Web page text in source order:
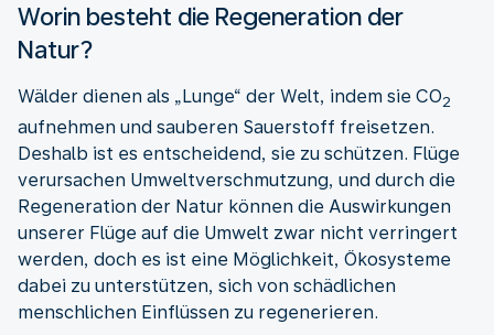
Worin besteht die Regeneration der
Natur?
Wälder dienen als „Lunge“ der Welt, indem sie CO2
aufnehmen und sauberen Sauerstoff freisetzen.
Deshalb ist es entscheidend, sie zu schützen. Flüge
verursachen Umweltverschmutzung, und durch die
Regeneration der Natur können die Auswirkungen
unserer Flüge auf die Umwelt zwar nicht verringert
werden, doch es ist eine Möglichkeit, Ökosysteme
dabei zu unterstützen, sich von schädlichen
menschlichen Einflüssen zu regenerieren.